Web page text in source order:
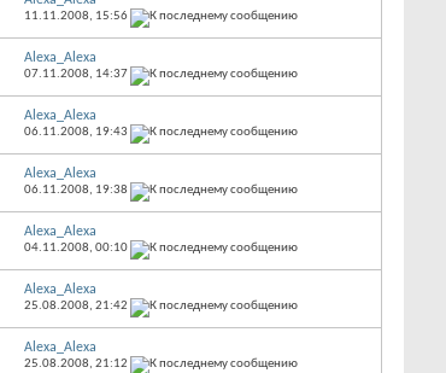
11.11.2008, 15:56
Alexa_Alexa
07.11.2008, 14:37
Alexa_Alexa
06.11.2008, 19:43
Alexa_Alexa
06.11.2008, 19:38
Alexa_Alexa
04.11.2008, 00:10
Alexa_Alexa
25.08.2008, 21:42
Alexa_Alexa
25.08.2008, 21:12